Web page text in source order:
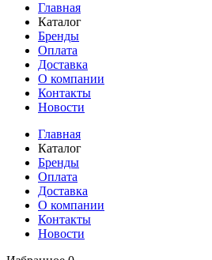
Главная
Каталог
Бренды
Оплата
Доставка
О компании
Контакты
Новости
Главная
Каталог
Бренды
Оплата
Доставка
О компании
Контакты
Новости